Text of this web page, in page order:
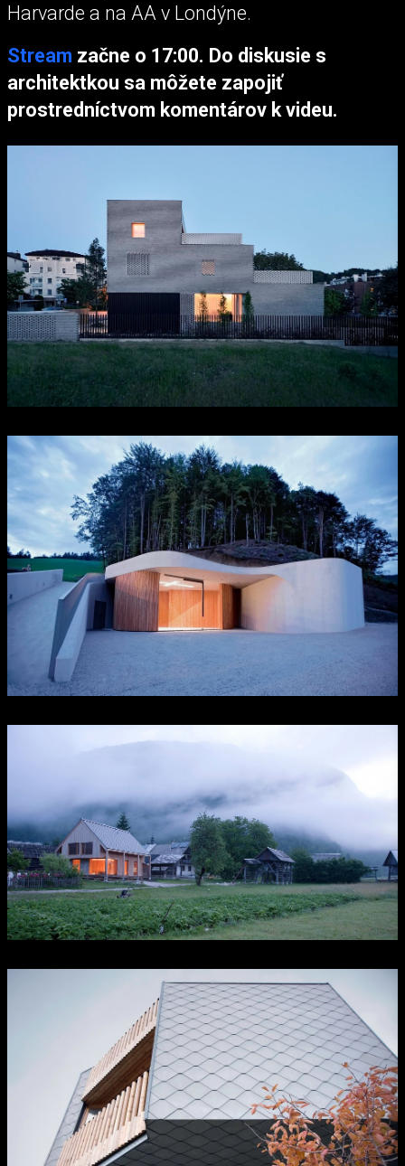
Harvarde a na AA v Londýne.
Stream začne o 17:00. Do diskusie s
architektkou sa môžete zapojiť
prostredníctvom komentárov k videu.